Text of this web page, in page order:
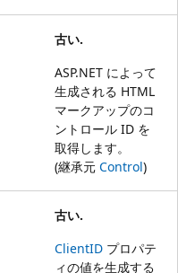
古い.
ASP.NET によって
生成される HTML
マークアップのコ
ントロール ID を
取得します。
(継承元 Control)
古い.
ClientID プロパテ
ィの値を生成する